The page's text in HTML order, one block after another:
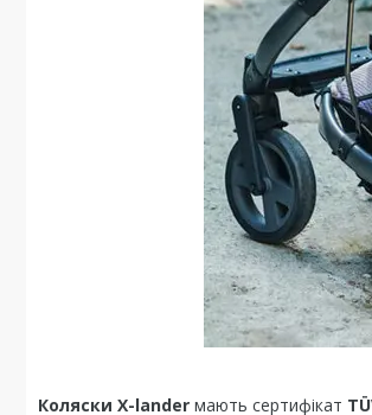
Коляски X-lander мають сертифікат